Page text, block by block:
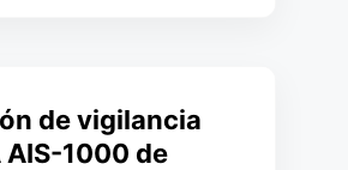
de vigilancia
AIS-1000 de